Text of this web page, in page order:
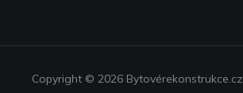
Copyright © 2026 Bytovérekonstrukce.cz